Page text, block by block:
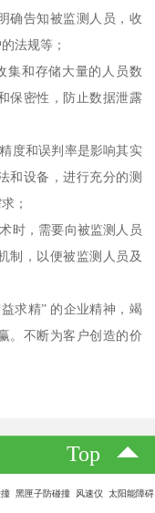
确告知被监测人员，收
法规等；
集和存储大量的人员数
保密性，防止数据泄露
度和误判率是影响其实
和设备，进行充分的测
；
时，需要向被监测人员
制，以便被监测人员及
求精” 的企业精神，竭
。不断为客户创造的价
Top
黑匣子防碰撞 风速仪 太阳能障碍